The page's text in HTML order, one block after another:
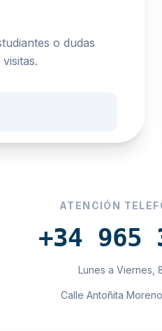
o dudas
ATENCIÓN
+34 965
Lunes a Viernes,
Calle Antoñita